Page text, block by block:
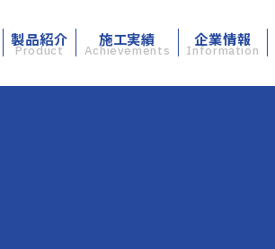
製品紹介
Product
施工実績
Achievements
企業情報
Information